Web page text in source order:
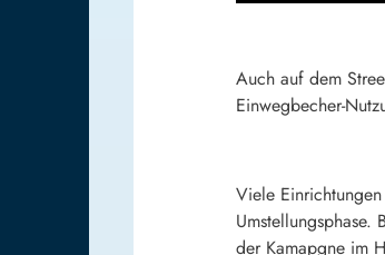
Auch auf dem
Einwegbecher-
Viele
der Kamapgne im